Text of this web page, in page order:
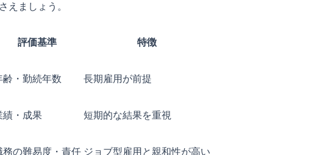
えましょう。
評価基準 特徴
齢・勤続年数 長期雇用が前提
績・成果 短期的な結果を重視
務の難易度・責任 ジョブ型雇用と親和性が高い